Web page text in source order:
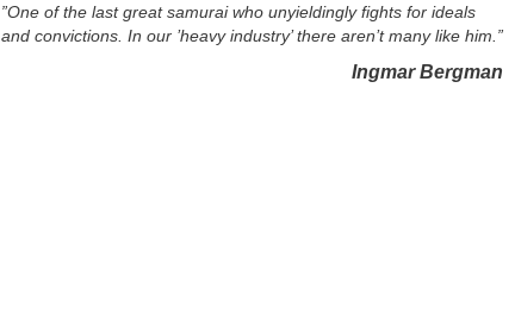
”One of the last great samurai who unyieldingly fights for ideals
and convictions. In our ’heavy industry’ there aren’t many like him.”
Ingmar Bergman